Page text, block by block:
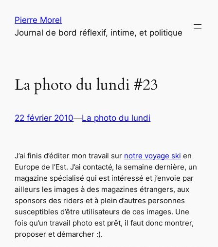
contenu
Pierre Morel
Journal de bord réflexif, intime, et politique
La photo du lundi #23
22 février 2010—La photo du lundi
J’ai finis d’éditer mon travail sur notre voyage ski en
Europe de l’Est. J’ai contacté, la semaine dernière, un
magazine spécialisé qui est intéressé et j’envoie par
ailleurs les images à des magazines étrangers, aux
sponsors des riders et à plein d’autres personnes
susceptibles d’être utilisateurs de ces images. Une
fois qu’un travail photo est prêt, il faut donc montrer,
proposer et démarcher :).